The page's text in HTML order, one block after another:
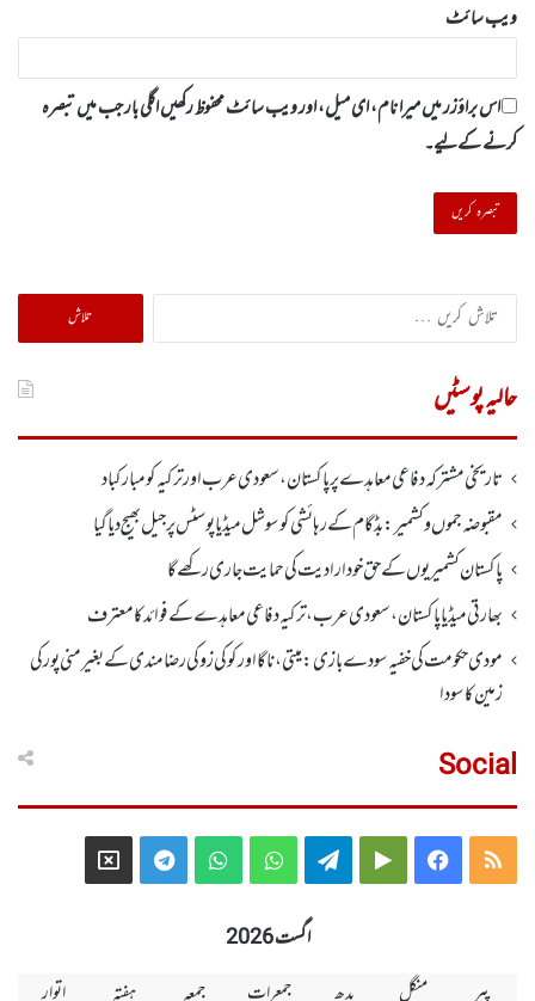
ویب‌ سائٹ
اس براؤزر میں میرا نام، ای میل، اور ویب سائٹ محفوظ رکھیں اگلی بار جب میں تبصرہ
کرنے کےلیے۔
تلاش
کریں
حالیہ پوسٹیں
تاریخی مشترکہ دفاعی معاہدے پر پاکستان، سعودی عرب اور ترکیہ کومبارکباد
مقبوضہ جموں وکشمیر:بڈگام کے رہائشی کو سوشل میڈیا پوسٹس پر جیل بھیج دیا گیا
پاکستان کشمیریوں کے حق خودارادیت کی حمایت جاری رکھے گا
بھارتی میڈیا پاکستان، سعودی عرب، ترکیہ دفاعی معاہدے کے فوائد کا معترف
مودی حکومت کی خفیہ سودے بازی: میتی، ناگا اور کوکی زو کی رضامندی کے بغیر منی پور کی
زمین کا سودا
Social
RSS
Facebook
Google
Telegram
WhatsApp
WhatsApp
Telegram
X
اگست 2026